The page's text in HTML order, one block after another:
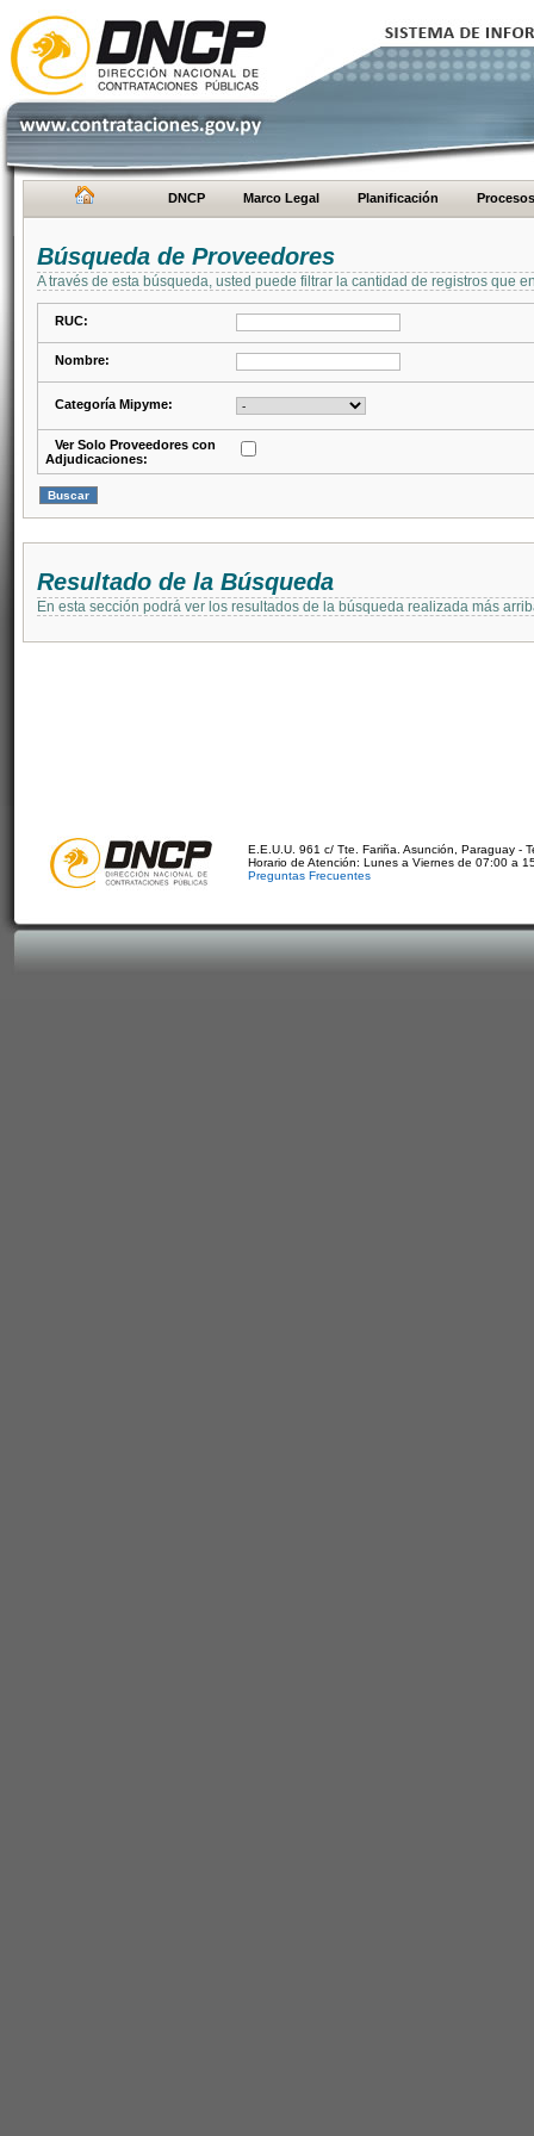
DNCP Marco Legal Planificación Procesos
Búsqueda de Proveedores
A través de esta búsqueda, usted puede filtrar la cantidad de registros que
RUC:
Nombre:
Categoría Mipyme:
Ver Solo Proveedores con
Adjudicaciones:
Resultado de la Búsqueda
En esta sección podrá ver los resultados de la búsqueda realizada más
E.E.U.U. 961 c/ Tte. Fariña. Asunción, Paraguay -
Horario de Atención: Lunes a Viernes de 07:00 a
Preguntas Frecuentes